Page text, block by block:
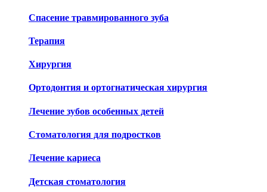
Спасение травмированного зуба
Терапия
Хирургия
Ортодонтия и ортогнатическая хирургия
Лечение зубов особенных детей
Стоматология для подростков
Лечение кариеса
Детская стоматология